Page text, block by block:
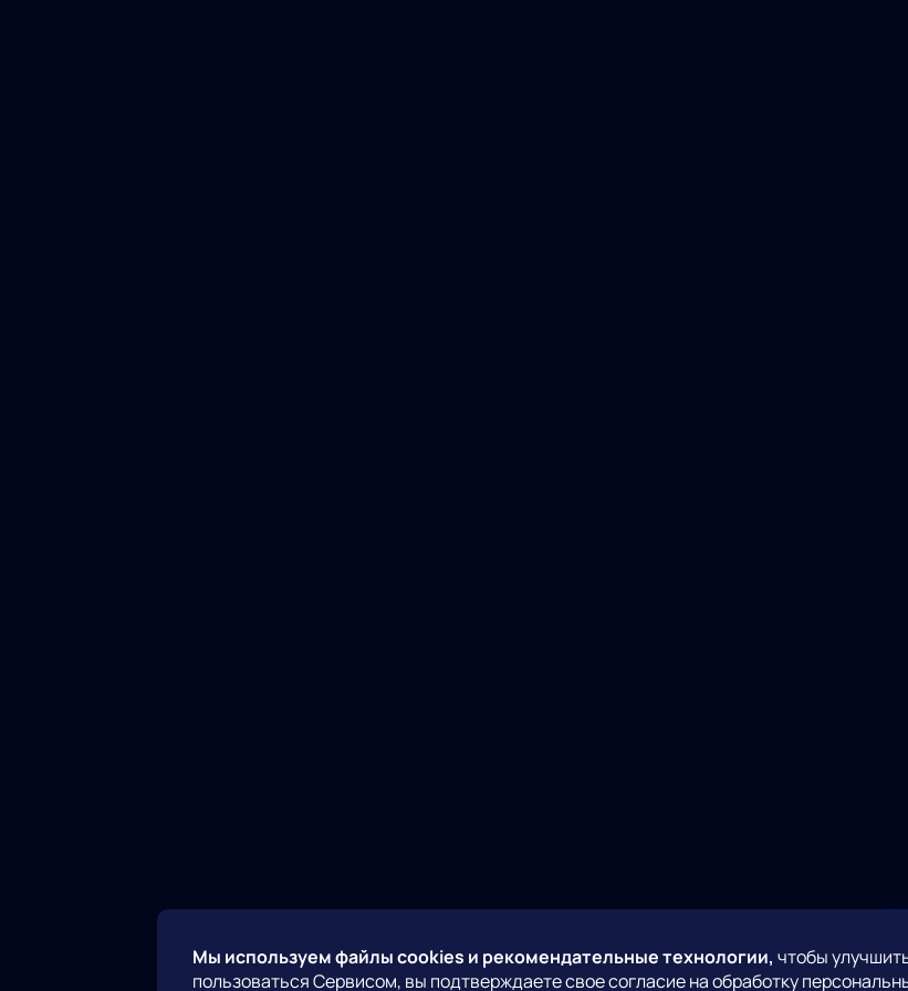
Мы используем файлы cookies и рекомендательные технологии, чтобы
пользоваться Сервисом, вы подтверждаете свое согласие на обработку